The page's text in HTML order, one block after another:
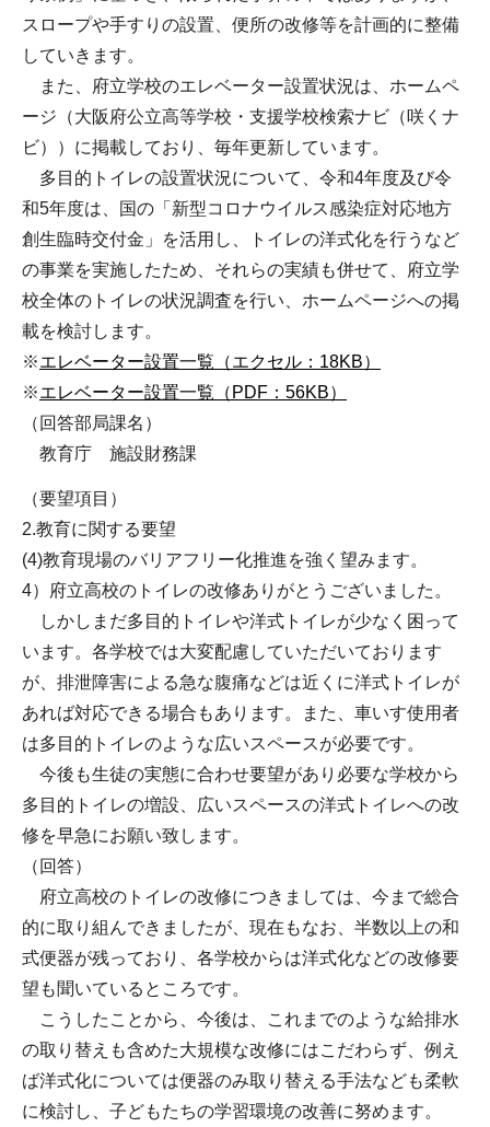
スロープや手すりの設置、便所の改修等を計画的に整備
していきます。
また、府立学校のエレベーター設置状況は、ホームペ
ージ（大阪府公立高等学校・支援学校検索ナビ（咲くナ
ビ））に掲載しており、毎年更新しています。
多目的トイレの設置状況について、令和4年度及び令
和5年度は、国の「新型コロナウイルス感染症対応地方
創生臨時交付金」を活用し、トイレの洋式化を行うなど
の事業を実施したため、それらの実績も併せて、府立学
校全体のトイレの状況調査を行い、ホームページへの掲
載を検討します。
※エレベーター設置一覧（エクセル：18KB）
※エレベーター設置一覧（PDF：56KB）
（回答部局課名）
教育庁 施設財務課
（要望項目）
2.教育に関する要望
(4)教育現場のバリアフリー化推進を強く望みます。
4）府立高校のトイレの改修ありがとうございました。
しかしまだ多目的トイレや洋式トイレが少なく困って
います。各学校では大変配慮していただいております
が、排泄障害による急な腹痛などは近くに洋式トイレが
あれば対応できる場合もあります。また、車いす使用者
は多目的トイレのような広いスペースが必要です。
今後も生徒の実態に合わせ要望があり必要な学校から
多目的トイレの増設、広いスペースの洋式トイレへの改
修を早急にお願い致します。
（回答）
府立高校のトイレの改修につきましては、今まで総合
的に取り組んできましたが、現在もなお、半数以上の和
式便器が残っており、各学校からは洋式化などの改修要
望も聞いているところです。
こうしたことから、今後は、これまでのような給排水
の取り替えも含めた大規模な改修にはこだわらず、例え
ば洋式化については便器のみ取り替える手法なども柔軟
に検討し、子どもたちの学習環境の改善に努めます。